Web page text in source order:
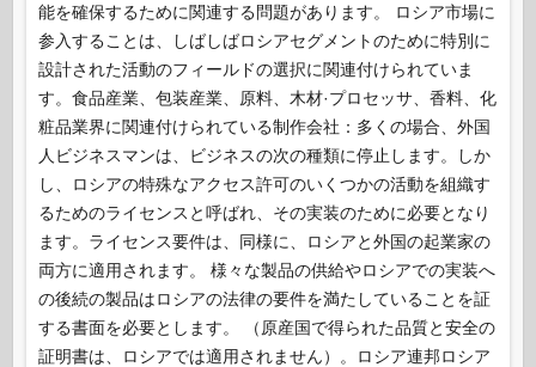
能を確保するために関連する問題があります。 ロシア市場に
参入することは、しばしばロシアセグメントのために特別に
設計された活動のフィールドの選択に関連付けられていま
す。食品産業、包装産業、原料、木材·プロセッサ、香料、化
粧品業界に関連付けられている制作会社：多くの場合、外国
人ビジネスマンは、ビジネスの次の種類に停止します。しか
し、ロシアの特殊なアクセス許可のいくつかの活動を組織す
るためのライセンスと呼ばれ、その実装のために必要となり
ます。ライセンス要件は、同様に、ロシアと外国の起業家の
両方に適用されます。 様々な製品の供給やロシアでの実装へ
の後続の製品はロシアの法律の要件を満たしていることを証
する書面を必要とします。 （原産国で得られた品質と安全の
証明書は、ロシアでは適用されません）。ロシア連邦ロシア